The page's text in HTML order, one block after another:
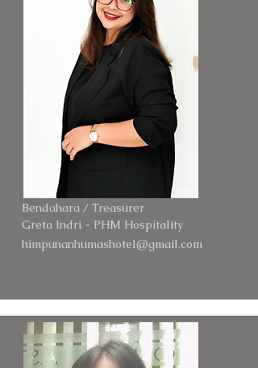
Bendahara / Treasurer
Greta Indri - PHM Hospitality
himpunanhumashotel@gmail.com